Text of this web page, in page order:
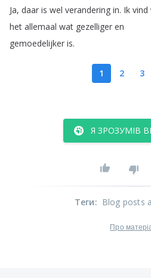
Ja, daar is wel verandering in. Ik vind
het allemaal wat gezelliger en
gemoedelijker is.
1 2 3
Я ЗРОЗУМІВ
Теги: Blog posts
Про